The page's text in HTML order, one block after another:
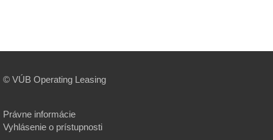
© VÚB Operating Leasing
Právne informácie
Vyhlásenie o prístupnosti